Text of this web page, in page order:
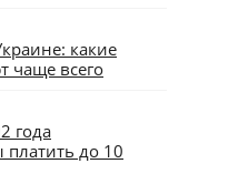
какие
чаще всего
года
до 10